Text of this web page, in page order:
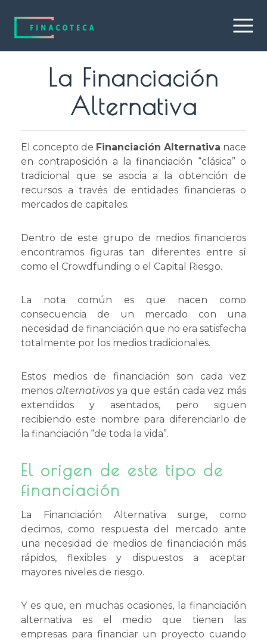
La Financiación
Alternativa
El concepto de Financiación Alternativa nace
en contraposición a la financiación “clásica” o
tradicional que se asocia a la obtención de
recursos a través de entidades financieras o
mercados de capitales.
Dentro de este grupo de medios financieros
encontramos figuras tan diferentes entre sí
como el Crowdfunding o el Capital Riesgo.
La nota común es que nacen como
consecuencia de un mercado con una
necesidad de financiación que no era satisfecha
totalmente por los medios tradicionales.
Estos medios de financiación son cada vez
menos alternativosya que están cada vez más
extendidos y asentados, pero siguen
recibiendo este nombre para diferenciarlo de
la financiación “de toda la vida”.
El origen de este tipo de
financiación
La Financiación Alternativa surge, como
decimos, como respuesta del mercado ante
una necesidad de medios de financiación más
rápidos, flexibles y dispuestos a aceptar
mayores niveles de riesgo.
Y es que, en muchas ocasiones, la financiación
alternativa es el medio que tienen las
empresas para financiar un proyecto cuando